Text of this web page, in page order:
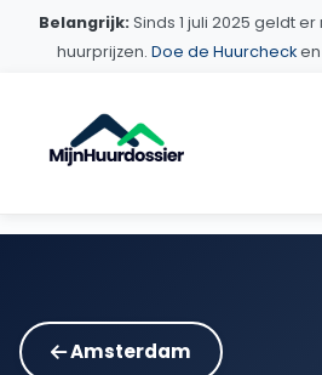
Belangrijk: Sinds 1 juli 2025 geldt
huurprijzen. Doe de Huurchecken
Amsterdam